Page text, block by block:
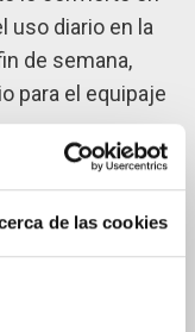
de las cookies
uso diario en la
de semana,
para el equipaje
y
de